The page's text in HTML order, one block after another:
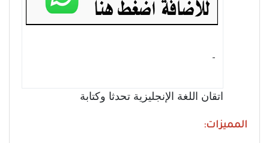
- ‏
اتقان اللغة الإنجليزية تحدثا وكتابة
المميزات: